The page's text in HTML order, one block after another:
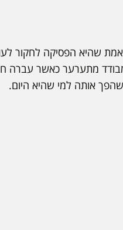
שהיא הפסיקה לחקור
מתערער כאשר עברה
אותה למי שהיא היום.